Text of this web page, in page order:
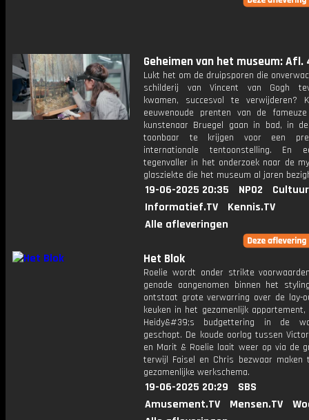
Geheimen van het museum: Afl.
Lukt het om de druipsporen die
schilderij van Vincent van Gogh
kwamen, succesvol te verwijderen?
eeuwenoude prenten van de
kunstenaar Bruegel gaan in bad, in
toonbaar te krijgen voor een
internationale tentoonstelling. En
tegenvaller in het onderzoek naar de
glasziekte die het museum al jaren
19-06-2025 20:35 NPO2
Informatief.TV
Kennis.TV
Alle afleveringen
Het Blok
Roelie wordt onder strikte
genade aangenomen binnen het
ontstaat grote verwarring over de lay-
keuken in het gezamenlijk appartement,
Heidy&#39;s budgettering in de
geschopt. De koude oorlog tussen
en Marit & Roelie laait weer op via de
terwijl Faisel en Chris bezwaar maken
gezamenlijke werkschema.
19-06-2025 20:29
SBS
Amusement.TV
Mensen.TV